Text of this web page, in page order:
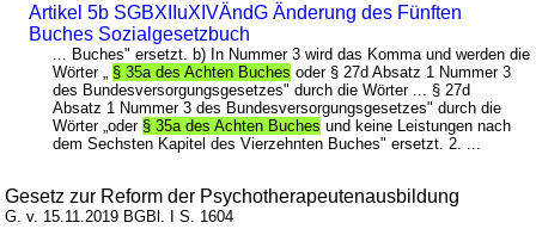
Artikel 5b SGBXIIuXIVÄndG Änderung des Fünften
Buches Sozialgesetzbuch
... Buches" ersetzt. b) In Nummer 3 wird das Komma und werden die
Wörter „ § 35a des Achten Buches oder § 27d Absatz 1 Nummer 3
des Bundesversorgungsgesetzes" durch die Wörter ... § 27d
Absatz 1 Nummer 3 des Bundesversorgungsgesetzes" durch die
Wörter „oder § 35a des Achten Buches und keine Leistungen nach
dem Sechsten Kapitel des Vierzehnten Buches" ersetzt. 2. ...
Gesetz zur Reform der Psychotherapeutenausbildung
G. v. 15.11.2019 BGBl. I S. 1604